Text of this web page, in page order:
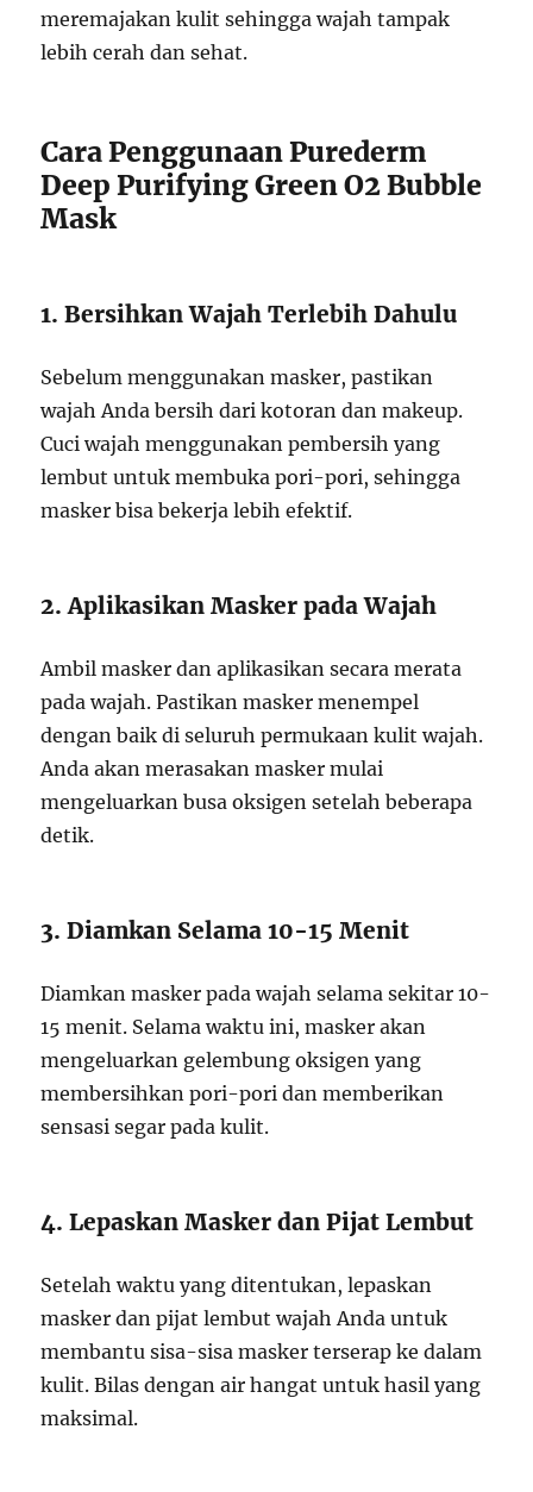
meremajakan kulit sehingga wajah tampak
lebih cerah dan sehat.
Cara Penggunaan Purederm
Deep Purifying Green O2 Bubble
Mask
1. Bersihkan Wajah Terlebih Dahulu
Sebelum menggunakan masker, pastikan
wajah Anda bersih dari kotoran dan makeup.
Cuci wajah menggunakan pembersih yang
lembut untuk membuka pori-pori, sehingga
masker bisa bekerja lebih efektif.
2. Aplikasikan Masker pada Wajah
Ambil masker dan aplikasikan secara merata
pada wajah. Pastikan masker menempel
dengan baik di seluruh permukaan kulit wajah.
Anda akan merasakan masker mulai
mengeluarkan busa oksigen setelah beberapa
detik.
3. Diamkan Selama 10-15 Menit
Diamkan masker pada wajah selama sekitar 10-
15 menit. Selama waktu ini, masker akan
mengeluarkan gelembung oksigen yang
membersihkan pori-pori dan memberikan
sensasi segar pada kulit.
4. Lepaskan Masker dan Pijat Lembut
Setelah waktu yang ditentukan, lepaskan
masker dan pijat lembut wajah Anda untuk
membantu sisa-sisa masker terserap ke dalam
kulit. Bilas dengan air hangat untuk hasil yang
maksimal.